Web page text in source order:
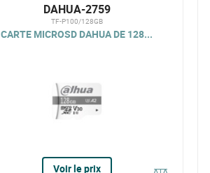
DAHUA-2759
TF-P100/128GB
CARTE MICROSD DAHUA DE 128...
Voir le prix